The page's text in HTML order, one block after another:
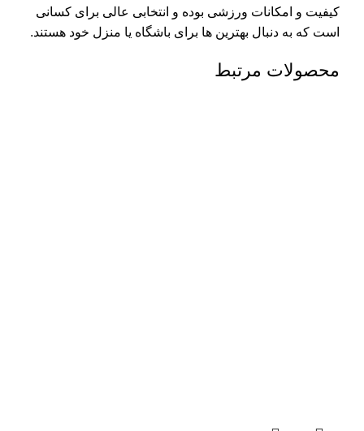
کیفیت و امکانات ورزشی بوده و انتخابی عالی برای کسانی
است که به دنبال بهترین ها برای باشگاه یا منزل خود هستند.
محصولات مرتبط